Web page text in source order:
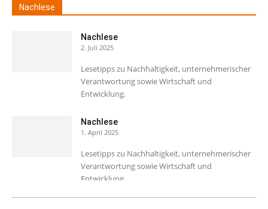
Nachlese
Nachlese
2. Juli 2025
Lesetipps zu Nachhaltigkeit, unternehmerischer
Verantwortung sowie Wirtschaft und
Entwicklung.
Nachlese
1. April 2025
Lesetipps zu Nachhaltigkeit, unternehmerischer
Verantwortung sowie Wirtschaft und
Entwicklung.